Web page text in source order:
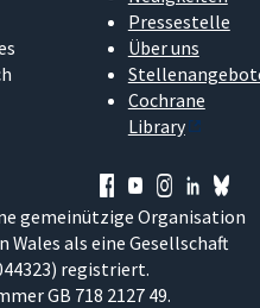
Pressestelle
Über uns
Cochrane
Library
gemeinützige Organisation
Wales als eine Gesellschaft
registriert.
GB 718 2127 49.